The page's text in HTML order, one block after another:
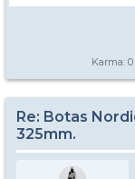
Karma: 0
Re: Botas
325mm.